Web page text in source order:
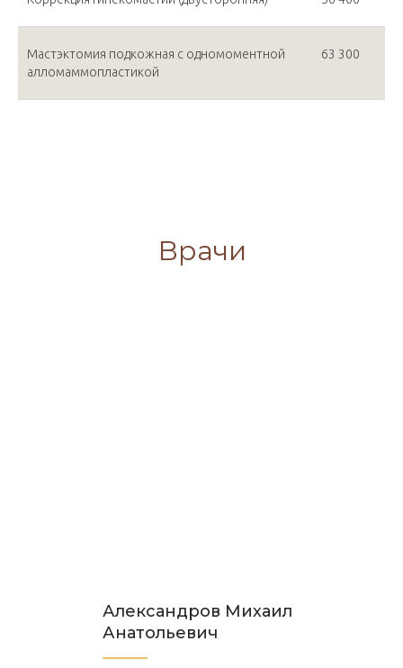
Мастэктомия подкожная с одномоментной
алломаммопластикой
63 300
Врачи
Александров Михаил
Анатольевич